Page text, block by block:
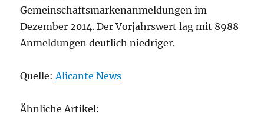
Gemeinschaftsmarkenanmeldungen im
Dezember 2014. Der Vorjahrswert lag mit 8988
Anmeldungen deutlich niedriger.
Quelle:Alicante News
Ähnliche Artikel: